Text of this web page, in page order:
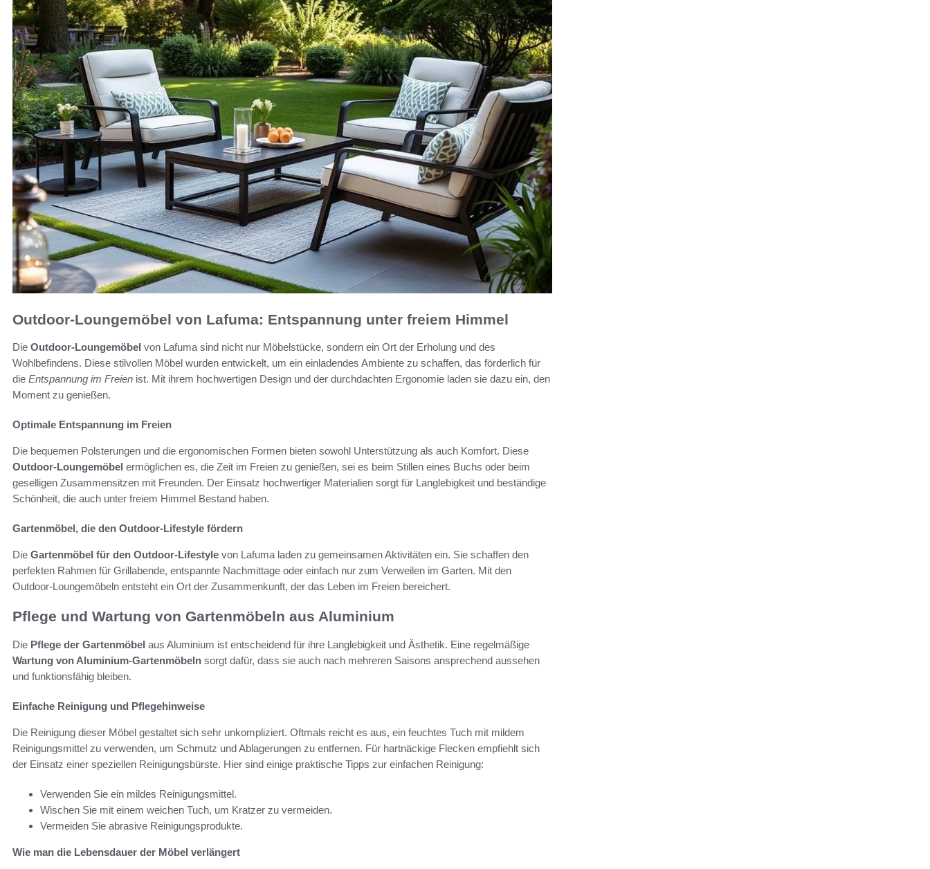
Outdoor-Loungemöbel von Lafuma: Entspannung unter freiem Himmel
Die Outdoor-Loungemöbel von Lafuma sind nicht nur Möbelstücke, sondern ein Ort der Erholung und des
Wohlbefindens. Diese stilvollen Möbel wurden entwickelt, um ein einladendes Ambiente zu schaffen, das förderlich für
die Entspannung im Freien ist. Mit ihrem hochwertigen Design und der durchdachten Ergonomie laden sie dazu ein, den
Moment zu genießen.
Optimale Entspannung im Freien
Die bequemen Polsterungen und die ergonomischen Formen bieten sowohl Unterstützung als auch Komfort. Diese
Outdoor-Loungemöbel ermöglichen es, die Zeit im Freien zu genießen, sei es beim Stillen eines Buchs oder beim
geselligen Zusammensitzen mit Freunden. Der Einsatz hochwertiger Materialien sorgt für Langlebigkeit und beständige
Schönheit, die auch unter freiem Himmel Bestand haben.
Gartenmöbel, die den Outdoor-Lifestyle fördern
Die Gartenmöbel für den Outdoor-Lifestyle von Lafuma laden zu gemeinsamen Aktivitäten ein. Sie schaffen den
perfekten Rahmen für Grillabende, entspannte Nachmittage oder einfach nur zum Verweilen im Garten. Mit den
Outdoor-Loungemöbeln entsteht ein Ort der Zusammenkunft, der das Leben im Freien bereichert.
Pflege und Wartung von Gartenmöbeln aus Aluminium
Die Pflege der Gartenmöbel aus Aluminium ist entscheidend für ihre Langlebigkeit und Ästhetik. Eine regelmäßige
Wartung von Aluminium-Gartenmöbeln sorgt dafür, dass sie auch nach mehreren Saisons ansprechend aussehen
und funktionsfähig bleiben.
Einfache Reinigung und Pflegehinweise
Die Reinigung dieser Möbel gestaltet sich sehr unkompliziert. Oftmals reicht es aus, ein feuchtes Tuch mit mildem
Reinigungsmittel zu verwenden, um Schmutz und Ablagerungen zu entfernen. Für hartnäckige Flecken empfiehlt sich
der Einsatz einer speziellen Reinigungsbürste. Hier sind einige praktische Tipps zur einfachen Reinigung:
Verwenden Sie ein mildes Reinigungsmittel.
Wischen Sie mit einem weichen Tuch, um Kratzer zu vermeiden.
Vermeiden Sie abrasive Reinigungsprodukte.
Wie man die Lebensdauer der Möbel verlängert